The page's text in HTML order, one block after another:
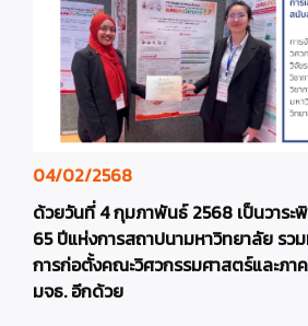
04/02/2568
ด้วยวันที่ 4 กุมภาพันธ์ 2568 เป็นวาระ
65 ปีแห่งการสถาปนามหาวิทยาลัย รว
การก่อตั้งคณะวิศวกรรมศาสตร์และภา
มจธ. อีกด้วย